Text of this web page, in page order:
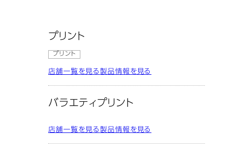
プリント
プリント
店舗一覧を見る製品情報を見る
バラエティプリント
店舗一覧を見る製品情報を見る